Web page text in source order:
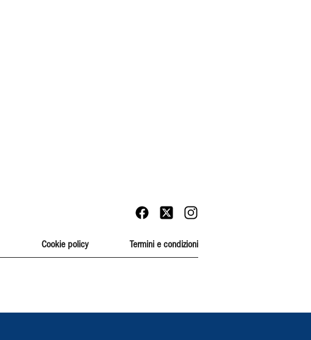
Cookie policy Termini e condizioni